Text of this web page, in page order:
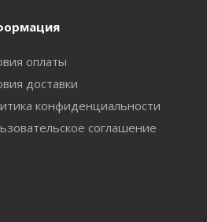
оплаты
доставки
конфиденциальности
соглашение